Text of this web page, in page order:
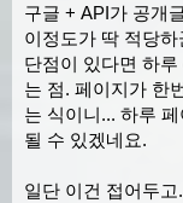
구글 + API가 공개
이정도가 딱 적당하
단점이 있다면 하
는 점. 페이지가 한
는 식이니... 하루
될 수 있겠네요.
일단 이건 접어두